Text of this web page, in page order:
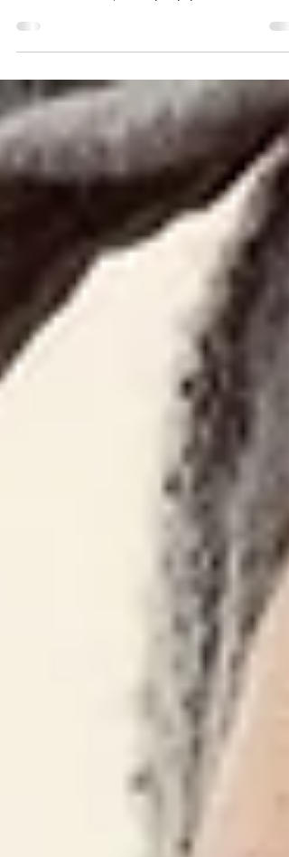
Retinol is een type vitamine A dat de celvernieuwing versnelt.